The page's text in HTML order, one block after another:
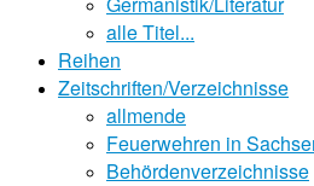
alle Titel...
Reihen
Zeitschriften/Verzeichnisse
allmende
Feuerwehren in
Behördenverzeichnisse